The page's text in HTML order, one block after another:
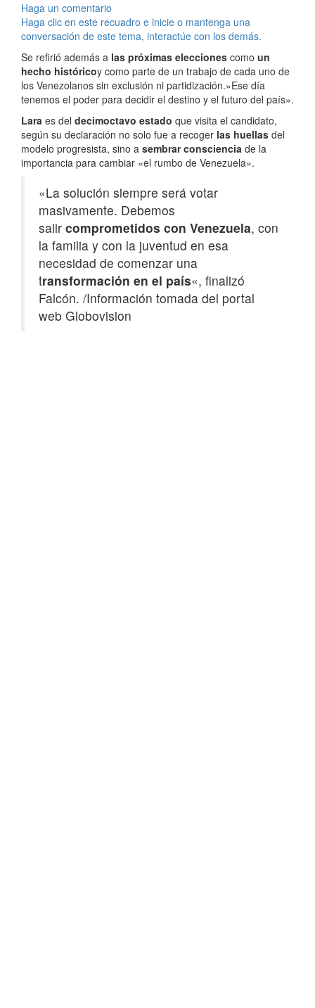
Haga un comentario
Haga clic en este recuadro e inicie o mantenga una
conversación de este tema, interactúe con los demás.
Se refirió además a las próximas elecciones como un
hecho históricoy como parte de un trabajo de cada uno de
los Venezolanos sin exclusión ni partidización.»Ese día
tenemos el poder para decidir el destino y el futuro del país».
Lara es del decimoctavo estado que visita el candidato,
según su declaración no solo fue a recoger las huellas del
modelo progresista, sino a sembrar consciencia de la
importancia para cambiar «el rumbo de Venezuela».
«La solución siempre será votar
masivamente. Debemos
salir comprometidos con Venezuela, con
la familia y con la juventud en esa
necesidad de comenzar una
transformación en el país«, finalizó
Falcón. /Información tomada del portal
web Globovision